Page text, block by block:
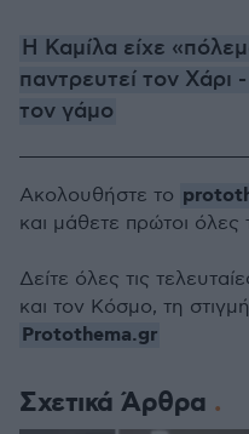
Η Καμίλα είχε
παντρευτεί τον
τον γάμο
Σχετικά Άρθρα
Ακολουθήστε το
και μάθετε πρώτοι όλες
Δείτε όλες τις
και τον Κόσμο, τη
Protothema.gr